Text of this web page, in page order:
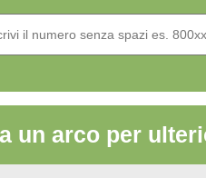
un arco per